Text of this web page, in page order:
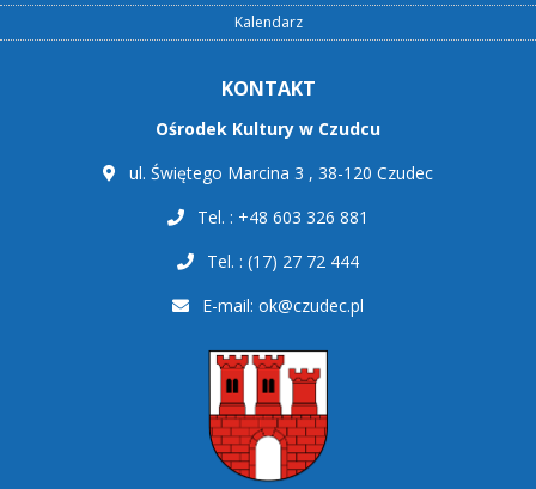
Kalendarz
KONTAKT
Ośrodek Kultury w Czudcu
ul. Świętego Marcina 3 , 38-120 Czudec
Tel. : +48 603 326 881
Tel. : (17) 27 72 444
E-mail: ok@czudec.pl